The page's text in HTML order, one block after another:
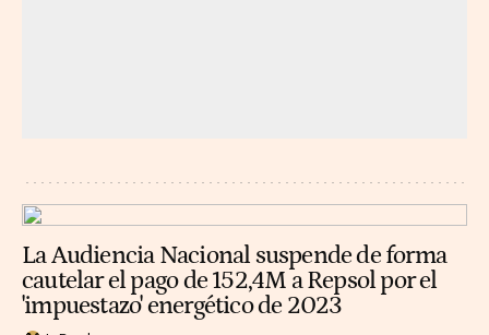
La Audiencia Nacional suspende de forma
cautelar el pago de 152,4M a Repsol por el
'impuestazo' energético de 2023